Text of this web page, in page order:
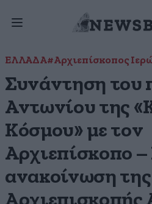
ΕΛΛΑΔΑ#Αρχιεπίσκοπος
Συνάντηση του
Αντωνίου της
Κόσμου» με τον
Αρχιεπίσκοπο
ανακοίνωση της